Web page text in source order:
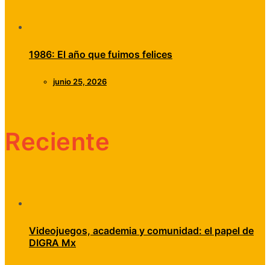
1986: El año que fuimos felices
junio 25, 2026
Reciente
Videojuegos, academia y comunidad: el papel de
DIGRA Mx